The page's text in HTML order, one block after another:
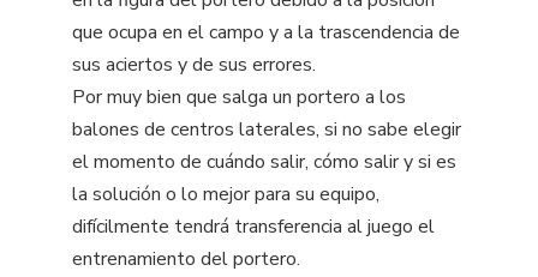
que ocupa en el campo y a la trascendencia de
sus aciertos y de sus errores.
Por muy bien que salga un portero a los
balones de centros laterales, si no sabe elegir
el momento de cuándo salir, cómo salir y si es
la solución o lo mejor para su equipo,
difícilmente tendrá transferencia al juego el
entrenamiento del portero.